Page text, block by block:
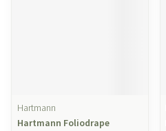
Hartmann
Hartmann Foliodrape